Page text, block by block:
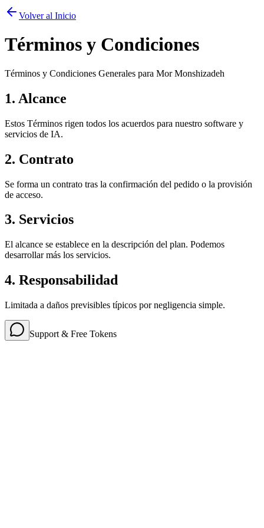
Volver al Inicio
Términos y Condiciones
Términos y Condiciones Generales para Mor Monshizadeh
1. Alcance
Estos Términos rigen todos los acuerdos para nuestro software y
servicios de IA.
2. Contrato
Se forma un contrato tras la confirmación del pedido o la provisión
de acceso.
3. Servicios
El alcance se establece en la descripción del plan. Podemos
desarrollar más los servicios.
4. Responsabilidad
Limitada a daños previsibles típicos por negligencia simple.
Support & Free Tokens